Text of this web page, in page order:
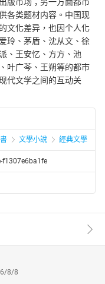
各类题材内容。中国现
文化差异，也因个人化
玲、茅盾、沈从文、徐
、王安忆、方方、池
叶广芩、王朔等的都市
代文学之间的互动关
文學小說 經典文學
f1307e6ba1fe
8/8